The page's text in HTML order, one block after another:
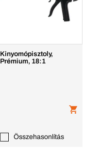
Kinyomópisztoly,
Prémium, 18:1
Összehasonlítás